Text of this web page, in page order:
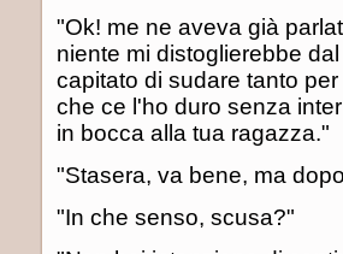
"Ok! me ne aveva già
niente mi distoglierebbe
capitato di sudare tanto
che ce l'ho duro senza
in bocca alla tua ragazza."
"Stasera, va bene, ma
"In che senso, scusa?"